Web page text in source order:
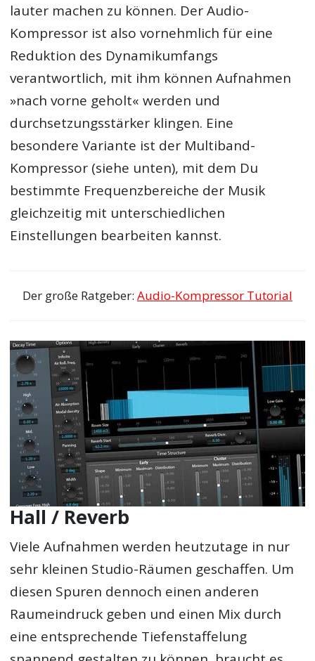
lauter machen zu können. Der Audio-
Kompressor ist also vornehmlich für eine
Reduktion des Dynamikumfangs
verantwortlich, mit ihm können Aufnahmen
»nach vorne geholt« werden und
durchsetzungsstärker klingen. Eine
besondere Variante ist der Multiband-
Kompressor (siehe unten), mit dem Du
bestimmte Frequenzbereiche der Musik
gleichzeitig mit unterschiedlichen
Einstellungen bearbeiten kannst.
Der große Ratgeber: Audio-Kompressor Tutorial
Hall / Reverb
Viele Aufnahmen werden heutzutage in nur
sehr kleinen Studio-Räumen geschaffen. Um
diesen Spuren dennoch einen anderen
Raumeindruck geben und einen Mix durch
eine entsprechende Tiefenstaffelung